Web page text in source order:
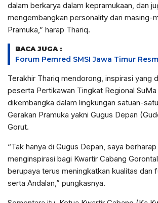
dalam berkarya dalam kepramukaan, dan
mengembangkan personality dari masing-
Pramuka,” harap Thariq.
BACA JUGA :
Forum Pemred SMSI Jawa Timur
Terakhir Thariq mendorong, inspirasi yang
peserta Pertikawan Tingkat Regional
dikembangka dalam lingkungan satuan-
Gerakan Pramuka yakni Gugus Depan
Gorut.
“Tak hanya di Gugus Depan, saya
menginspirasi bagi Kwartir Cabang
berupaya terus meningkatkan kualitas dan
serta Andalan,” pungkasnya.